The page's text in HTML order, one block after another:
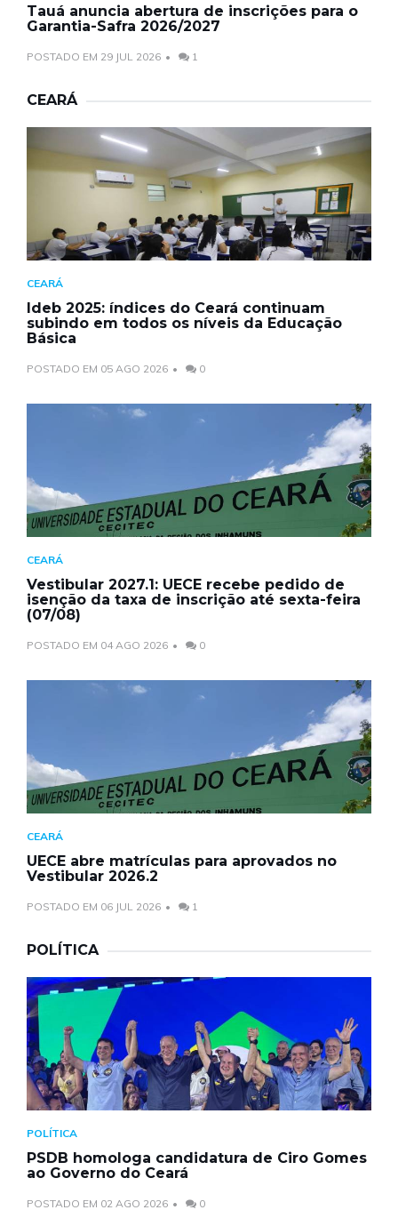
Tauá anuncia abertura de inscrições para o
Garantia-Safra 2026/2027
POSTADO EM 29 JUL 2026 1
CEARÁ
CEARÁ
Ideb 2025: índices do Ceará continuam
subindo em todos os níveis da Educação
Básica
POSTADO EM 05 AGO 2026 0
CEARÁ
Vestibular 2027.1: UECE recebe pedido de
isenção da taxa de inscrição até sexta-feira
(07/08)
POSTADO EM 04 AGO 2026 0
CEARÁ
UECE abre matrículas para aprovados no
Vestibular 2026.2
POSTADO EM 06 JUL 2026 1
POLÍTICA
POLÍTICA
PSDB homologa candidatura de Ciro Gomes
ao Governo do Ceará
POSTADO EM 02 AGO 2026 0